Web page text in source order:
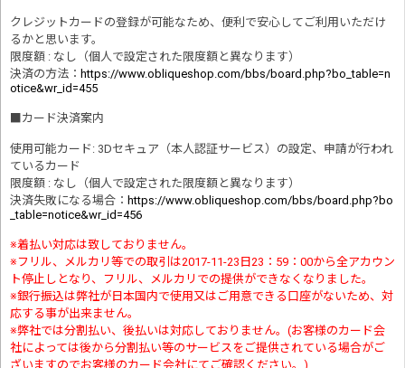
クレジットカードの登録が可能なため、便利で安心してご利用いただけ
るかと思います。
限度額 : なし（個人で設定された限度額と異なります）
決済の方法 ： https://www.obliqueshop.com/bbs/board.php?bo_table=n
otice&wr_id=455
カード決済案内
使用可能カード: 3Dセキュア（本人認証サービス）の設定、申請が行われ
ているカード
限度額 : なし（個人で設定された限度額と異なります）
決済失敗になる場合 ： https://www.obliqueshop.com/bbs/board.php?bo
_table=notice&wr_id=456
※着払い対応は致しておりません。
※フリル、メルカリ等での取引は2017-11-23日23：59：00から全アカウン
ト停止しとなり、フリル、メルカリでの提供ができなくなりました。
※銀行振込は弊社が日本国内で使用又はご用意できる口座がないため、対
応する事が出来ません。
※弊社では分割払い、後払いは対応しておりません。(お客様のカード会
社によっては後から分割払い等のサービスをご提供されている場合がご
ざいますのでお客様のカード会社にてご確認ください。)